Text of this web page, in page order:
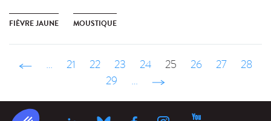
FIÈVRE JAUNE MOUSTIQUE
‹ précédent
… 21 22 23 24 25 26 27
28
29
… suivant ›